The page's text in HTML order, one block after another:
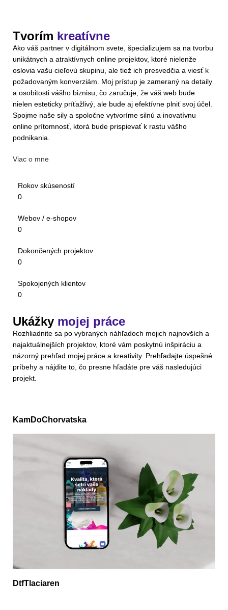
Tvorím kreatívne
Ako váš partner v digitálnom svete, špecializujem sa na tvorbu
unikátnych a atraktívnych online projektov, ktoré nielenže
oslovia vašu cieľovú skupinu, ale tiež ich presvedčia a viesť k
požadovaným konverziám. Moj prístup je zameraný na detaily
a osobitosti vášho biznisu, čo zaručuje, že váš web bude
nielen esteticky príťažlivý, ale bude aj efektívne plniť svoj účel.
Spojme naše sily a spoločne vytvoríme silnú a inovatívnu
online prítomnosť, ktorá bude prispievať k rastu vášho
podnikania.
Viac o mne
Rokov skúseností
0
Webov / e-shopov
0
Dokončených projektov
0
Spokojených klientov
0
Ukážky mojej práce
Rozhliadnite sa po vybraných náhľadoch mojich najnovších a
najaktuálnejších projektov, ktoré vám poskytnú inšpiráciu a
názorný prehľad mojej práce a kreativity. Prehľadajte úspešné
príbehy a nájdite to, čo presne hľadáte pre váš nasledujúci
projekt.
KamDoChorvatska
DtfTlaciaren